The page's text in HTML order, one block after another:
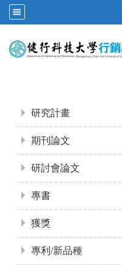
研究計畫
期刊論文
研討會論文
專書
獲獎
專利/新品種